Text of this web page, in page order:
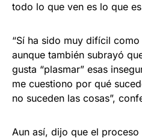
todo lo que ven es lo que
“Sí ha sido muy difícil
aunque también subrayó
gusta “plasmar” esas
me cuestiono por qué
no suceden las cosas”,
Aun así, dijo que el